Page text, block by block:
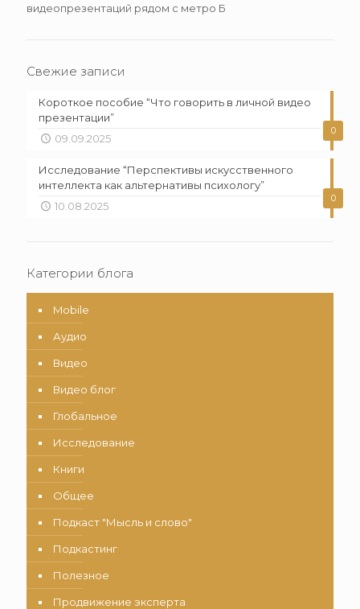
видеопрезентаций рядом с метро Б
Свежие записи
0
Короткое пособие “Что говорить в личной видео
презентации”
09.09.2025
0
Исследование “Перспективы искусственного
интеллекта как альтернативы психологу”
10.08.2025
Категории блога
Mobile
Аудио
Видео
Видео блог
Глобальное
Исследование
Книги
Общее
Подкаст "Мысль и слово"
Подкастинг
Полезное
Продвижение эксперта